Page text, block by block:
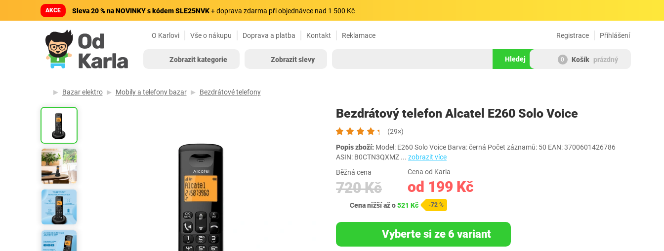
AKCE Sleva 20 % na NOVINKY s kódem SLE25NVK+ doprava zdarma při objednávce nad 1 500 Kč
O Karlovi Vše o nákupu Doprava a platba Kontakt Reklamace Přihlášení
Registrace
Zobrazit kategorie Zobrazit slevy Hledej 0 Košík prázdný
Bazar elektro Mobily a telefony bazar Bezdrátové telefony
Bezdrátový telefon Alcatel E260 Solo Voice
(29×)
Popis zboží: Model: E260 Solo Voice Barva: černá Počet záznamů: 50 EAN: 3700601426786
ASIN: B0CTN3QXMZ ... zobrazit více
Běžná cena
720 Kč
Cena od Karla
od 199 Kč
Cena nižší až o521 Kč -72 %
Vyberte si ze 6 variant